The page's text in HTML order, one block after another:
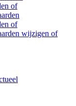
of
of
wijzigen of